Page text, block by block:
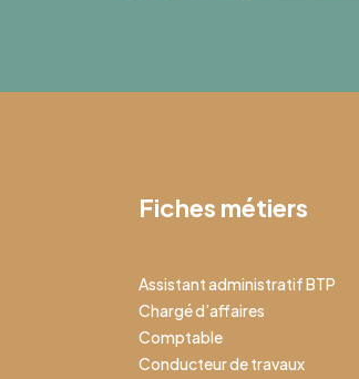
Fiches métiers
Assistant administratif BTP
Chargé d’affaires
Comptable
Conducteur de travaux